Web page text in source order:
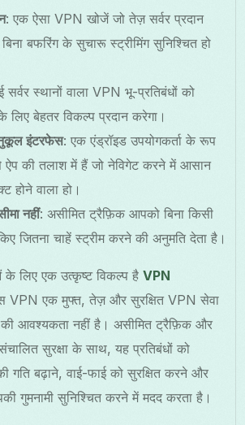
: एक ऐसा VPN खोजें जो तेज़ सर्वर प्रदान
बफरिंग के सुचारू स्ट्रीमिंग सुनिश्चित हो
सर्वर स्थानों वाला VPN भू-प्रतिबंधों को
लिए बेहतर विकल्प प्रदान करेगा।
इंटरफेस: एक एंड्रॉइड उपयोगकर्ता के रूप
की तलाश में हैं जो नेविगेट करने में आसान
होने वाला हो।
नहीं: असीमित ट्रैफ़िक आपको बिना किसी
जितना चाहें स्ट्रीम करने की अनुमति देता है।
के लिए एक उत्कृष्ट विकल्प हैVPN
VPN एक मुफ्त, तेज़ और सुरक्षित VPN सेवा
आवश्यकता नहीं है। असीमित ट्रैफ़िक और
संचालित सुरक्षा के साथ, यह प्रतिबंधों को
गति बढ़ाने, वाई-फाई को सुरक्षित करने और
गुमनामी सुनिश्चित करने में मदद करता है।